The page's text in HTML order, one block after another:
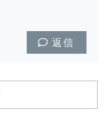
返信